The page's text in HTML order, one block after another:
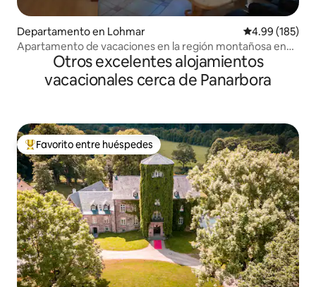
Departamento en Lohmar Calificación
4.99 (185)
Apartamento de vacaciones en la región montañosa en
una zona tranquila
Otros excelentes alojamientos
vacacionales cerca de Panarbora
De los mejores en Favorito entre huéspedes
Favorito entre huéspedes